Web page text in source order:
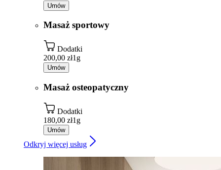
Umów
Masaż sportowy
Dodatki
200,00 zł1g
Umów
Masaż osteopatyczny
Dodatki
180,00 zł1g
Umów
Odkryj więcej usług